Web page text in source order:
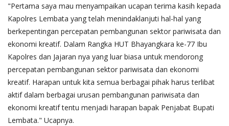
"Pertama saya mau menyampaikan ucapan terima kasih kepada
Kapolres Lembata yang telah menindaklanjuti hal-hal yang
berkepentingan percepatan pembangunan sektor pariwisata dan
ekonomi kreatif. Dalam Rangka HUT Bhayangkara ke-77 Ibu
Kapolres dan Jajaran nya yang luar biasa untuk mendorong
percepatan pembangunan sektor pariwisata dan ekonomi
kreatif. Harapan untuk kita semua berbagai pihak harus terlibat
aktif dalam berbagai urusan pembangunan pariwisata dan
ekonomi kreatif tentu menjadi harapan bapak Penjabat Bupati
Lembata." Ucapnya.